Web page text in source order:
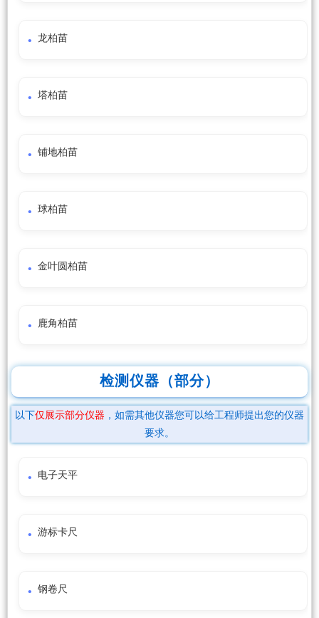
龙柏苗
塔柏苗
铺地柏苗
球柏苗
金叶圆柏苗
鹿角柏苗
检测仪器（部分）
以下仅展示部分仪器 ，如需其他仪器您可以给工程师提出您的仪器
要求。
电子天平
游标卡尺
钢卷尺